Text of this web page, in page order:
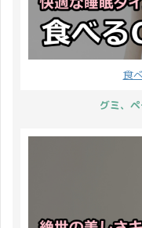
食
グミ、